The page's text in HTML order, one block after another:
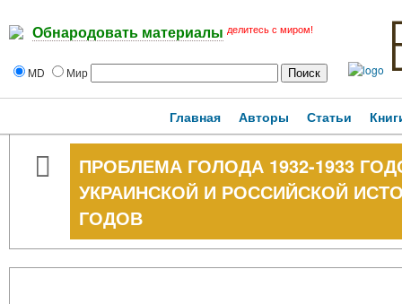
Обнародовать материалы делитесь с миром!
MD Мир
Главная Авторы Статьи
ПРОБЛЕМА ГОЛОДА 1932-1933
УКРАИНСКОЙ И РОССИЙСКОЙ
ГОДОВ